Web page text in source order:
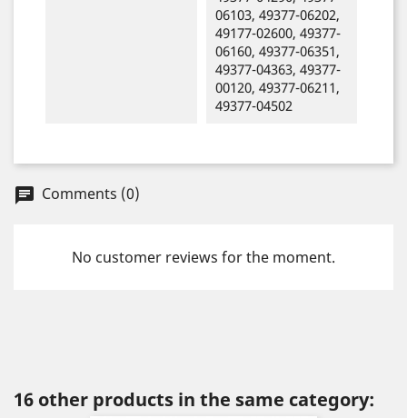
06103, 49377-06202,
49177-02600, 49377-
06160, 49377-06351,
49377-04363, 49377-
00120, 49377-06211,
49377-04502
chat Comments (0)
No customer reviews for the moment.
16 other products in the same category: